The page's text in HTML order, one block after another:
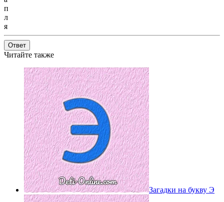
п
л
я
Ответ
Читайте также
Загадки на букву Э